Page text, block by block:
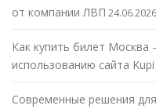
от компании ЛВП 24.06.2026
Как купить билет
использованию сайта
Современные решения